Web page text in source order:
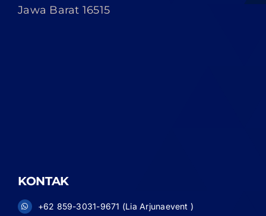
Jawa Barat 16515
KONTAK
+62 859-3031-9671 (Lia Arjunaevent )